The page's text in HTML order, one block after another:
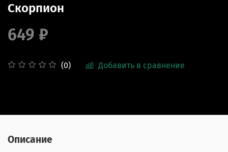
Скорпион
(0) Добавить в сравнение
649 ₽
Описание